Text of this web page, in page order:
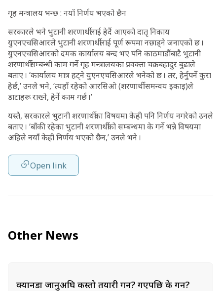
गृह मन्त्रालय भन्छ : नयाँ निर्णय भएको छैन
सरकारले भने भुटानी शरणार्थीलाई हेर्दै आएको दातृ निकाय
युएनएचसिआरले भुटानी शरणार्थीलाई पूर्ण रूपमा नछाड्ने जनाएको छ ।
युएनएचसिआरको दमक कार्यालय बन्द भए पनि काठमाडौंबाटै भुटानी
शरणार्थीसम्बन्धी काम गर्ने गृह मन्त्रालयका प्रवक्ता चक्रबहादुर बुढाले
बताए । ‘कार्यालय मात्र हट्ने युएनएचसिआरले भनेको छ । तर, हेर्नुपर्ने कुरा
हेर्छ,’ उनले भने, ‘त्यहाँ रहेको आरसिओ (शरणार्थी समन्वय इकाइ)ले
डाटाहरू राख्ने, हेर्ने काम गर्छ ।’
यस्तै, सरकारले भुटानी शरणार्थीका विषयमा केही पनि निर्णय नगरेको उनले
बताए । ‘बाँकी रहेका भुटानी शरणार्थीको सम्बन्धमा के गर्ने भन्ने विषयमा
अहिले नयाँ केही निर्णय भएको छैन,’ उनले भने ।
Open link
Other News
क्यानडा जानुअघि कस्तो तयारी गर्ने? गएपछि के गर्ने?